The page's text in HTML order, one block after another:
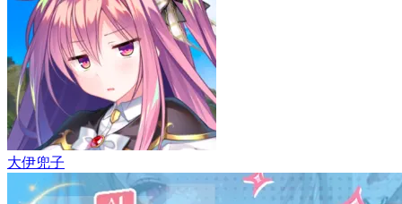
大伊兜子